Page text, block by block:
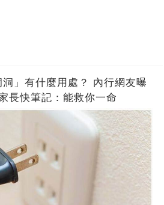
」有什麼用處？ 內行網友曝
長快筆記：能救你一命